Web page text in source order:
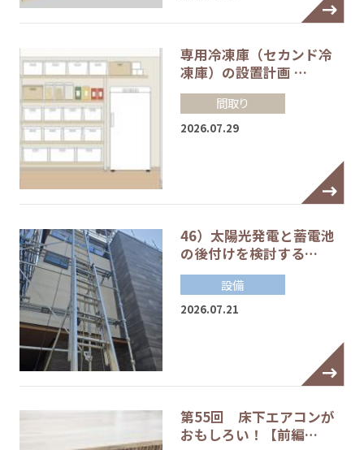
専用冷凍庫（セカンド冷
凍庫）の設置計画 …
間取り
2026.07.29
46）太陽光発電と蓄電池
の後付けを検討する…
設備
2026.07.21
第55回 床下エアコンが
おもしろい！【前編…